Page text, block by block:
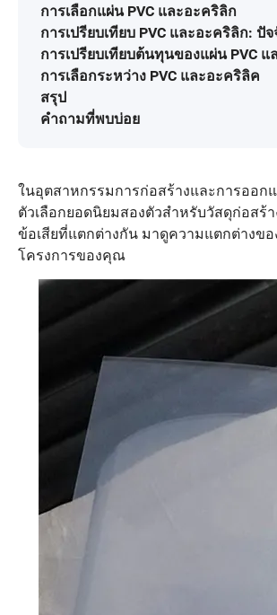
การเลือกแผ่น PVC และอะคริลิก
การเปรียบเทียบ PVC และอะคริลิก:
การเปรียบเทียบต้นทุนของแผ่น PVC
การเลือกระหว่าง PVC และอะคริลิค
สรุป
คำถามที่พบบ่อย
ในอุตสาหกรรมการก่อสร้างและการออ
ตัวเลือกยอดนิยมสองตัวสำหรับวัสดุก่อส
ข้อเสียที่แตกต่างกัน มาดูความแตกต่างข
โครงการของคุณ